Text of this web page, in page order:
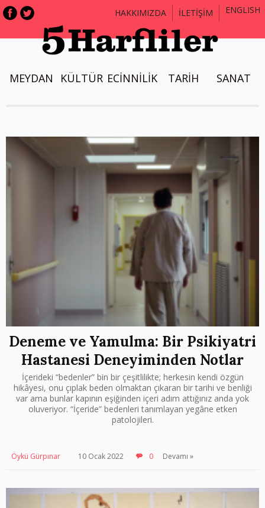
HAKKIMIZDA İLETİŞİM ENGLISH
MEYDAN KÜLTÜR ECİNNİLİK TARİH SANAT
Deneme ve Yamulma: Bir Psikiyatri
Hastanesi Deneyiminden Notlar
İçerideki “bedenler” bin bir çeşitlilikte; herkesin kendi özgün
hikâyesi, onu çıplak beden olmaktan çıkaran bir tarihi ve benliği
var ama bunlar kapının eşiğinden içeri adım attığınız anda yok
oluveriyor. “İçeride” bedenleri tanımlayan yegâne etken
patolojileri.
Öykü Gürpınar 10 Ocak 2022 0 Devamı »